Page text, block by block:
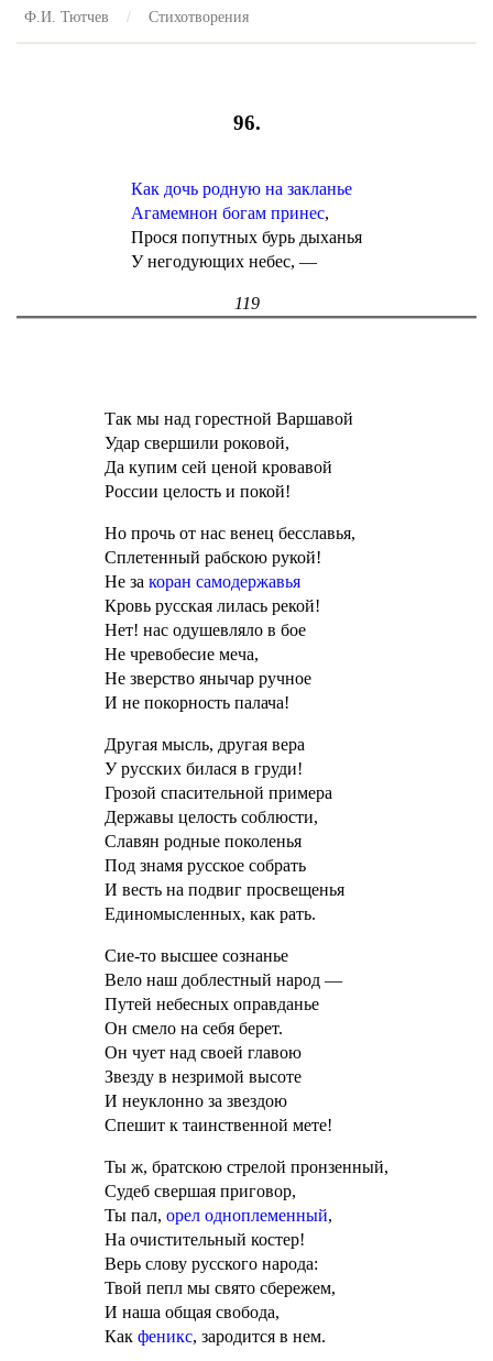
Ф.И. Тютчев Стихотворения
96.
Как дочь родную на закланье
Агамемнон богам принес,
Прося попутных бурь дыханья
У негодующих небес, —
119
Так мы над горестной Варшавой
Удар свершили роковой,
Да купим сей ценой кровавой
России целость и покой!
Но прочь от нас венец бесславья,
Сплетенный рабскою рукой!
Не за коран самодержавья
Кровь русская лилась рекой!
Нет! нас одушевляло в бое
Не чревобесие меча,
Не зверство янычар ручное
И не покорность палача!
Другая мысль, другая вера
У русских билася в груди!
Грозой спасительной примера
Державы целость соблюсти,
Славян родные поколенья
Под знамя русское собрать
И весть на подвиг просвещенья
Единомысленных, как рать.
Сие-то высшее сознанье
Вело наш доблестный народ —
Путей небесных оправданье
Он смело на себя берет.
Он чует над своей главою
Звезду в незримой высоте
И неуклонно за звездою
Спешит к таинственной мете!
Ты ж, братскою стрелой пронзенный,
Судеб свершая приговор,
Ты пал, орел одноплеменный,
На очистительный костер!
Верь слову русского народа:
Твой пепл мы свято сбережем,
И наша общая свобода,
Как феникс, зародится в нем.